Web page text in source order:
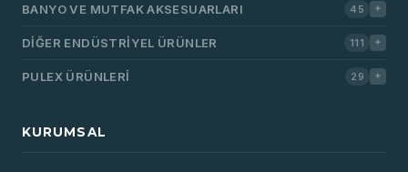
BANYO VE MUTFAK AKSESUARLARI 45
DIĞER ENDÜSTRIYEL ÜRÜNLER 111
PULEX ÜRÜNLERI 29
KURUMSAL